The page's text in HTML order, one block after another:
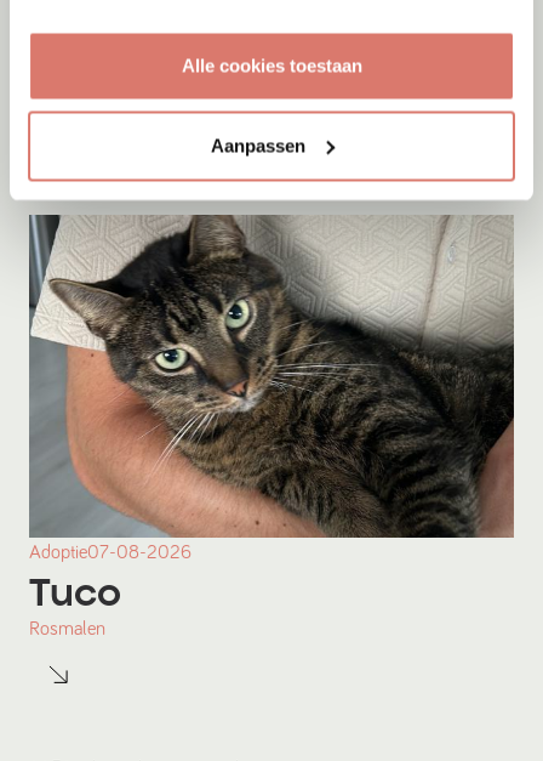
Alle cookies toestaan
Aanpassen
Adoptie
Vleuten
Adoptie07-08-2026
Tuco
Rosmalen